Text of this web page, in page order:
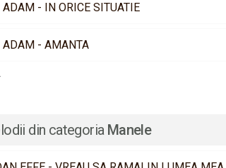
ADAM - IN ORICE SITUATIE
ADAM - AMANTA
din categoria Manele